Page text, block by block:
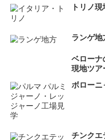
トリノ
ランゲ地
ベローナ
現地ツア
ボローニ
チンクエ